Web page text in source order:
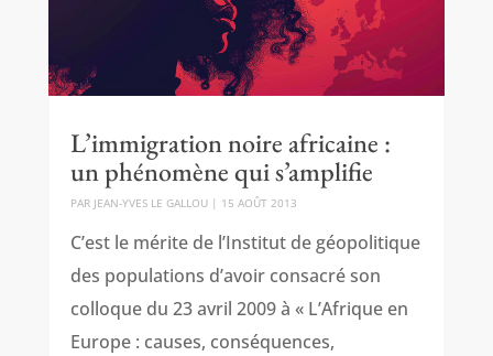
L’immigration noire africaine :
un phénomène qui s’amplifie
PAR JEAN-YVES LE GALLOU| 15 AOÛT 2013
C’est le mérite de l’Institut de géopolitique
des populations d’avoir consacré son
colloque du 23 avril 2009 à « L’Afrique en
Europe : causes, conséquences,